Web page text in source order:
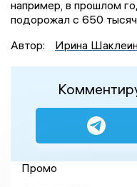
например, в прошлом
подорожал с 650
Автор:
Ирина
Промо